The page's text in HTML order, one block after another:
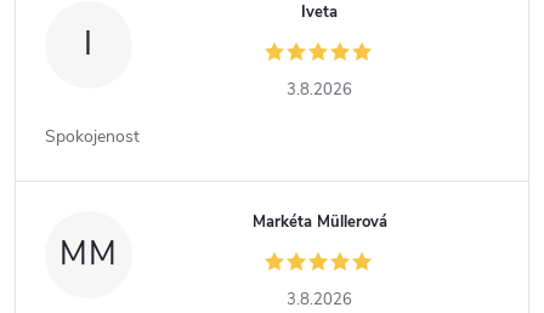
I
Iveta
3.8.2026
Spokojenost
MM
Markéta Müllerová
3.8.2026